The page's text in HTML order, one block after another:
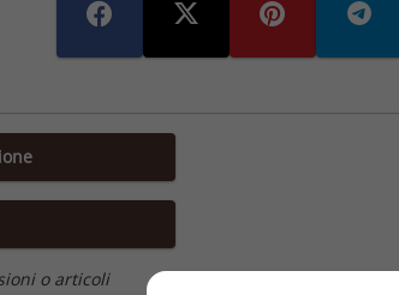
o articoli